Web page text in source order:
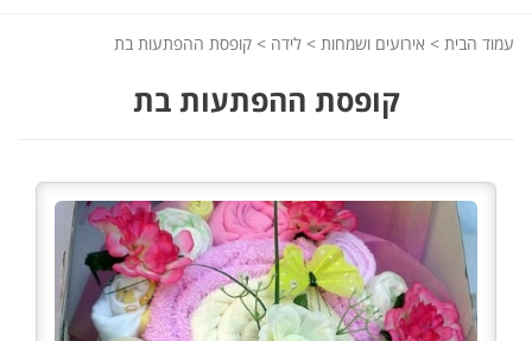
עמוד הבית > אירועים ושמחות > לידה > קופסת ההפתעות בת
קופסת ההפתעות בת